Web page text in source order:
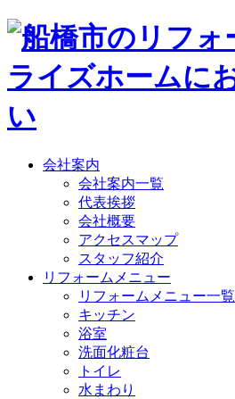
会社案内
会社案内一覧
代表挨拶
会社概要
アクセスマップ
スタッフ紹介
リフォームメニュー
リフォームメニュー一覧
キッチン
浴室
洗面化粧台
トイレ
水まわり